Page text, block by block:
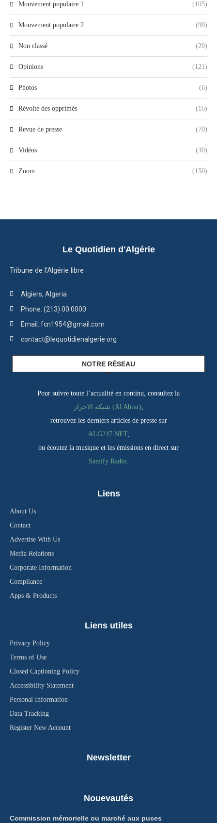
Mouvement populaire 1 (105)
Mouvement populaire 2 (90)
Non classé (20)
Opinions (121)
Photos (6)
Révolte des opprimés (16)
Revue de presse (70)
Vidéos (30)
Zoom (150)
Le Quotidien d'Algérie
Tribune de l’Algérie libre
Algiers, Algeria
Phone: (213) 00 0000
Email: fcn1954@gmail.com
contact@lequotidienalgerie.org
NOTRE RÉSEAU
Pour suivre toute l’actualité en continu, consultez la
شبكة الاحرار (Al Ahrar),
retrouvez les derniers articles de presse sur
ALG247.NET,
ou écoutez la musique et les émissions en direct sur
Samify Radio.
Liens
About Us
Contact
Advertise With Us
Media Relations
Corporate Information
Compliance
Apps & Products
Liens utiles
Privacy Policy
Terms of Use
Closed Captioning Policy
Accessibility Statement
Personal Information
Data Tracking
Register New Account
Newsletter
Nouevautés
Commission mémorielle ou marché aux puces